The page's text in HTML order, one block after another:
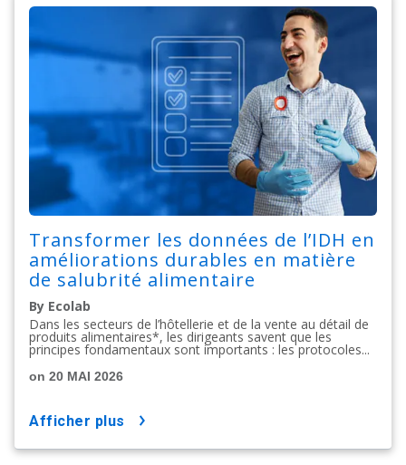
Transformer les données de l’IDH en
améliorations durables en matière
de salubrité alimentaire
By Ecolab
Dans les secteurs de l’hôtellerie et de la vente au détail de
produits alimentaires*, les dirigeants savent que les
principes fondamentaux sont importants : les protocoles...
on 20 MAI 2026
afficher plus